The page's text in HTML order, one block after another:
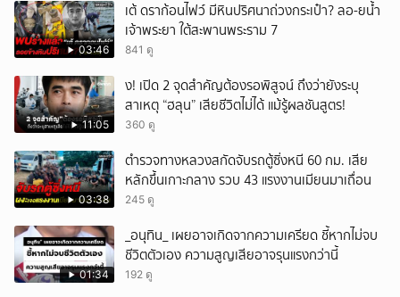
03:46
เต้ ดราก้อนไฟว์ มีหินปริศนาถ่วงกระเป๋า? ลอ-ยน้ำ
เจ้าพระยา ใต้สะพานพระราม 7
841 ดู
11:05
ึ้ง! เปิด 2 จุดสำคัญต้องรอพิสูจน์ ถึงว่ายังระบุ
สาเหตุ “ฮลุน” เสียชีวิตไม่ได้ แม้รู้ผลชันสูตร!
360 ดู
03:38
ตำรวจทางหลวงสกัดจับรถตู้ซิ่งหนี 60 กม. เสีย
หลักขึ้นเกาะกลาง รวบ 43 แรงงานเมียนมาเถื่อน
245 ดู
01:34
_อนุทิน_ เผยอาจเกิดจากความเครียด ชี้หากไม่จบ
ชีวิตตัวเอง ความสูญเสียอาจรุนแรงกว่านี้
192 ดู